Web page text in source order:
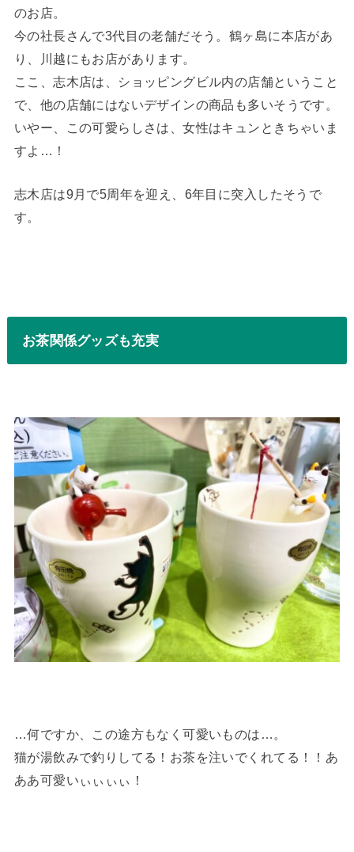
のお店。
今の社長さんで3代目の老舗だそう。鶴ヶ島に本店があ
り、川越にもお店があります。
ここ、志木店は、ショッピングビル内の店舗ということ
で、他の店舗にはないデザインの商品も多いそうです。
いやー、この可愛らしさは、女性はキュンときちゃいま
すよ…！
志木店は9月で5周年を迎え、6年目に突入したそうで
す。
お茶関係グッズも充実
…何ですか、この途方もなく可愛いものは…。
猫が湯飲みで釣りしてる！お茶を注いでくれてる！！あ
ああ可愛いぃぃぃぃ！